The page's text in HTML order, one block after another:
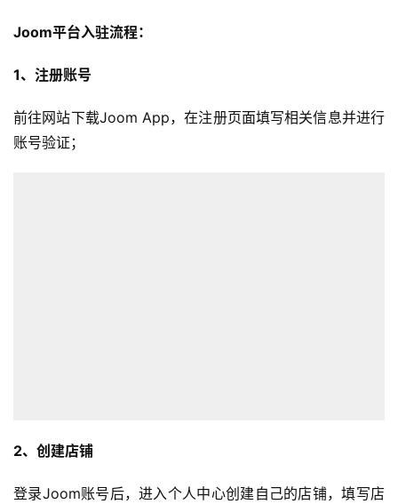
Joom平台入驻流程：
1、注册账号
前往网站下载Joom App，在注册页面填写相关信息并进行
账号验证；
2、创建店铺
登录Joom账号后，进入个人中心创建自己的店铺，填写店